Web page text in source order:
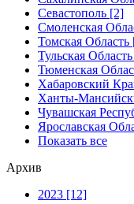
Севастополь [2]
Смоленская
Томская Область
Тульская
Тюменская
Хабаровский
Ханты-
Чувашская
Ярославская
Показать все
Архив
2023 [12]